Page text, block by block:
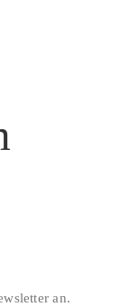
an.